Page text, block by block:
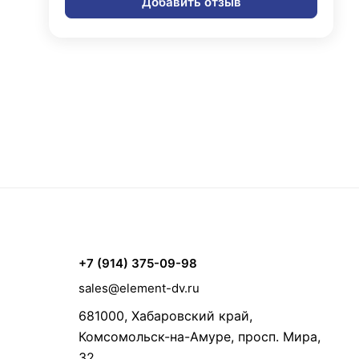
+7 (914) 375-09-98
sales@element-dv.ru
681000, Хабаровский край,
Комсомольск-на-Амуре, просп. Мира,